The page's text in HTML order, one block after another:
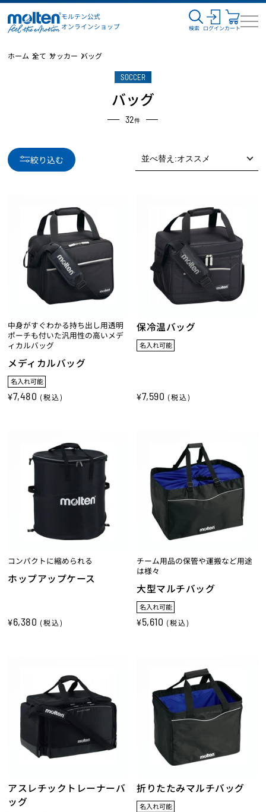
モルテン公式
オンラインショップ
検索 ログインカート
ホーム 全て サッカー バッグ
SOCCER
バッグ
32件
絞り込む
中身がすぐわかる持ち出し用透明
ポーチも付いた汎用性の高いメデ
ィカルバッグ
メディカルバッグ
名入れ可能
¥7,480 (税込)
保冷温バッグ
名入れ可能
¥7,590 (税込)
コンパクトに縮められる
ホップアップケース
¥6,380 (税込)
チーム用品の保管や運搬など用途
は様々
大型マルチバッグ
名入れ可能
¥5,610 (税込)
アスレチックトレーナーバ
ッグ
折りたたみマルチバッグ
名入れ可能